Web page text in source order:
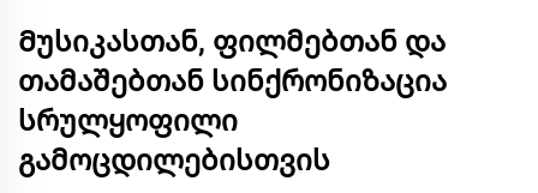
Მუსიკასთან, ფილმებთან და
თამაშებთან სინქრონიზაცია
სრულყოფილი
გამოცდილებისთვის